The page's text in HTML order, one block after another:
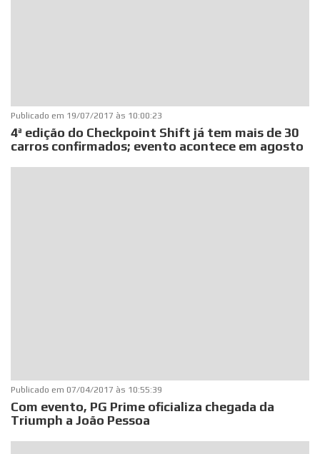
Publicado em 19/07/2017 às 10:00:23
4ª edição do Checkpoint Shift já tem mais de 30
carros confirmados; evento acontece em agosto
Publicado em 07/04/2017 às 10:55:39
Com evento, PG Prime oficializa chegada da
Triumph a João Pessoa